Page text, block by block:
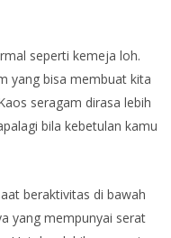
seperti kemeja loh.
yang bisa membuat kita
seragam dirasa lebih
bila kebetulan kamu
beraktivitas di bawah
yang mempunyai serat